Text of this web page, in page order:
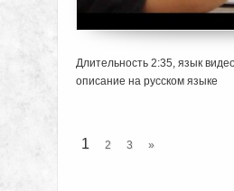
Длительность 2:35, язык
описание на русском языке
1 2 3 »